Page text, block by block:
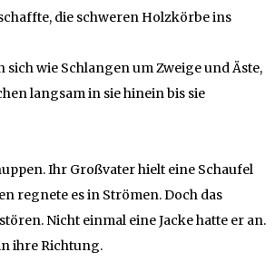
die schweren Holzkörbe ins
sich wie Schlangen um Zweige und Äste,
langsam in sie hinein bis sie
Ihr Großvater hielt eine Schaufel
regnete es in Strömen. Doch das
Nicht einmal eine Jacke hatte er an.
ihre Richtung.